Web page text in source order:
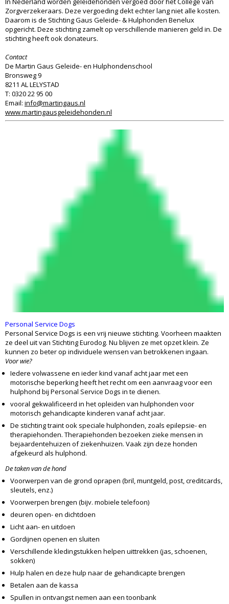
Zorgverzekeraars. Deze vergoeding dekt echter lang niet alle kosten.
Daarom is de Stichting Gaus Geleide- & Hulphonden Benelux
opgericht. Deze stichting zamelt op verschillende manieren geld in. De
stichting heeft ook donateurs.
Contact
De Martin Gaus Geleide- en Hulphondenschool
Bronsweg 9
8211 AL LELYSTAD
T: 0320 22 95 00
Email: info@martingaus.nl
www.martingausgeleidehonden.nl
Personal Service Dogs
Personal Service Dogs is een vrij nieuwe stichting. Voorheen maakten
ze deel uit van Stichting Eurodog. Nu blijven ze met opzet klein. Ze
kunnen zo beter op individuele wensen van betrokkenen ingaan.
Voor wie?
Iedere volwassene en ieder kind vanaf acht jaar met een
motorische beperking heeft het recht om een aanvraag voor een
hulphond bij Personal Service Dogs in te dienen.
vooral gekwalificeerd in het opleiden van hulphonden voor
motorisch gehandicapte kinderen vanaf acht jaar.
De stichting traint ook speciale hulphonden, zoals epilepsie- en
therapiehonden. Therapiehonden bezoeken zieke mensen in
bejaardentehuizen of ziekenhuizen. Vaak zijn deze honden
afgekeurd als hulphond.
De taken van de hond
Voorwerpen van de grond oprapen (bril, muntgeld, post, creditcards,
sleutels, enz.)
Voorwerpen brengen (bijv. mobiele telefoon)
deuren open- en dichtdoen
Licht aan- en uitdoen
Gordijnen openen en sluiten
Verschillende kledingstukken helpen uittrekken (jas, schoenen,
sokken)
Hulp halen en deze hulp naar de gehandicapte brengen
Betalen aan de kassa
Spullen in ontvangst nemen aan een toonbank